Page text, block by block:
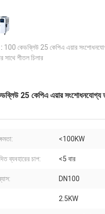
100 কেডব্লিউ 25 কেপিএ এয়ার
সাথে শীতল চিলার
25 কেপিএ এয়ার সংশোধনযোগ্য
<100KW
ব্যবহারের চাপ: <5 বার
DN100
2.5KW